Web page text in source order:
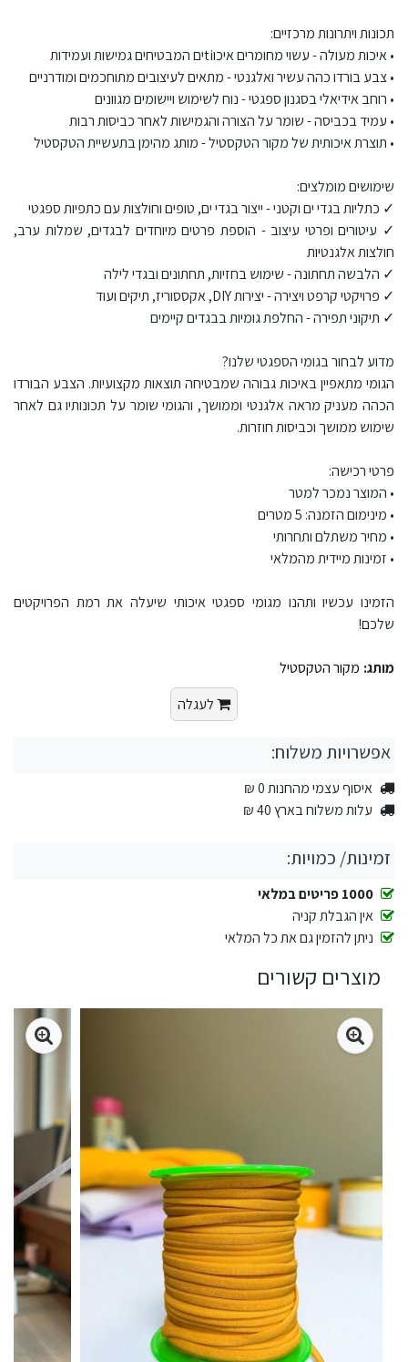
תכונות ויתרונות מרכזיים:
• איכות מעולה - עשוי מחומרים איכוtiים המבטיחים גמישות ועמידות
• צבע בורדו כהה עשיר ואלגנטי - מתאים לעיצובים מתוחכמים ומודרניים
• רוחב אידיאלי בסגנון ספגטי - נוח לשימוש ויישומים מגוונים
• עמיד בכביסה - שומר על הצורה והגמישות לאחר כביסות רבות
• תוצרת איכותית של מקור הטקסטיל - מותג מהימן בתעשיית הטקסטיל
שימושים מומלצים:
✓ כתליות בגדי ים וקטני - ייצור בגדי ים, טופים וחולצות עם כתפיות ספגטי
✓ עיטורים ופרטי עיצוב - הוספת פרטים מיוחדים לבגדים, שמלות ערב,
חולצות אלגנטיות
✓ הלבשה תחתונה - שימוש בחזיות, תחתונים ובגדי לילה
✓ פרויקטי קרפט ויצירה - יצירות DIY, אקססוריז, תיקים ועוד
✓ תיקוני תפירה - החלפת גומיות בבגדים קיימים
מדוע לבחור בגומי הספגטי שלנו?
הגומי מתאפיין באיכות גבוהה שמבטיחה תוצאות מקצועיות. הצבע הבורדו
הכהה מעניק מראה אלגנטי וממושך, והגומי שומר על תכונותיו גם לאחר
שימוש ממושך וכביסות חוזרות.
פרטי רכישה:
• המוצר נמכר למטר
• מינימום הזמנה: 5 מטרים
• מחיר משתלם ותחרותי
• זמינות מיידית מהמלאי
הזמינו עכשיו ותהנו מגומי ספגטי איכותי שיעלה את רמת הפרויקטים
שלכם!
מותג: מקור הטקסטיל
לעגלה
אפשרויות משלוח:
איסוף עצמי מהחנות 0 ₪
עלות משלוח בארץ 40 ₪
זמינות/ כמויות:
1000 פריטים במלאי
אין הגבלת קניה
ניתן להזמין גם את כל המלאי
מוצרים קשורים